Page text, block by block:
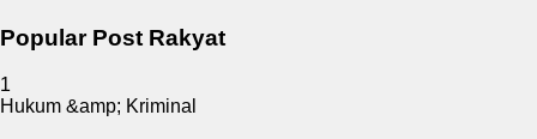
Popular Post Rakyat
1
Hukum &amp; Kriminal